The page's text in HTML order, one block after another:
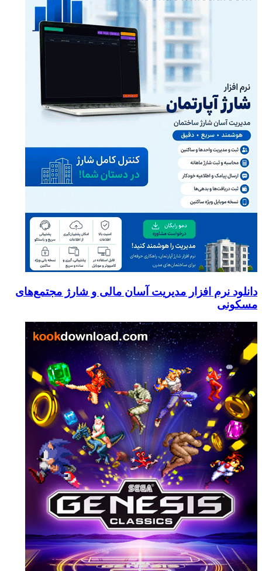
دانلود نرم افزار مدیریت آسان مالی و شارژ مجتمع‌های
مسکونی